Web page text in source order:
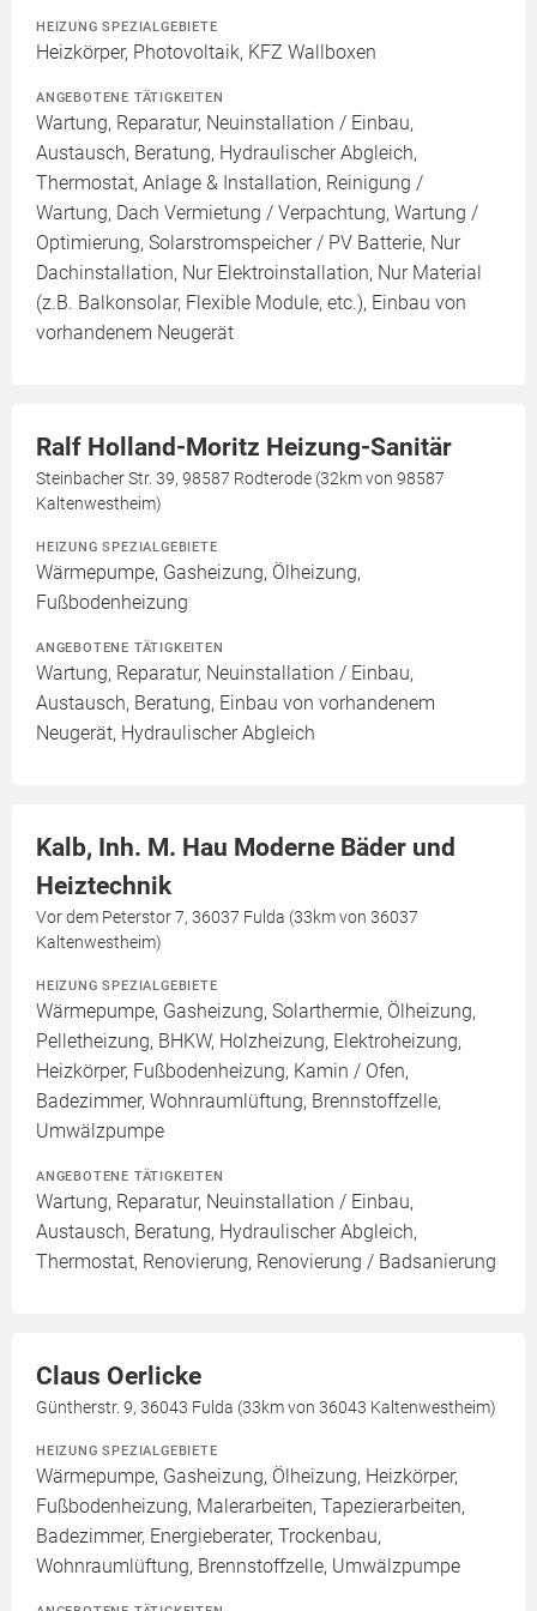
HEIZUNG SPEZIALGEBIETE
Heizkörper, Photovoltaik, KFZ Wallboxen
ANGEBOTENE TÄTIGKEITEN
Wartung, Reparatur, Neuinstallation / Einbau,
Austausch, Beratung, Hydraulischer Abgleich,
Thermostat, Anlage & Installation, Reinigung /
Wartung, Dach Vermietung / Verpachtung, Wartung /
Optimierung, Solarstromspeicher / PV Batterie, Nur
Dachinstallation, Nur Elektroinstallation, Nur Material
(z.B. Balkonsolar, Flexible Module, etc.), Einbau von
vorhandenem Neugerät
Ralf Holland-Moritz Heizung-Sanitär
Steinbacher Str. 39, 98587 Rodterode (32km von 98587
Kaltenwestheim)
HEIZUNG SPEZIALGEBIETE
Wärmepumpe, Gasheizung, Ölheizung,
Fußbodenheizung
ANGEBOTENE TÄTIGKEITEN
Wartung, Reparatur, Neuinstallation / Einbau,
Austausch, Beratung, Einbau von vorhandenem
Neugerät, Hydraulischer Abgleich
Kalb, Inh. M. Hau Moderne Bäder und
Heiztechnik
Vor dem Peterstor 7, 36037 Fulda (33km von 36037
Kaltenwestheim)
HEIZUNG SPEZIALGEBIETE
Wärmepumpe, Gasheizung, Solarthermie, Ölheizung,
Pelletheizung, BHKW, Holzheizung, Elektroheizung,
Heizkörper, Fußbodenheizung, Kamin / Ofen,
Badezimmer, Wohnraumlüftung, Brennstoffzelle,
Umwälzpumpe
ANGEBOTENE TÄTIGKEITEN
Wartung, Reparatur, Neuinstallation / Einbau,
Austausch, Beratung, Hydraulischer Abgleich,
Thermostat, Renovierung, Renovierung / Badsanierung
Claus Oerlicke
Güntherstr. 9, 36043 Fulda (33km von 36043 Kaltenwestheim)
HEIZUNG SPEZIALGEBIETE
Wärmepumpe, Gasheizung, Ölheizung, Heizkörper,
Fußbodenheizung, Malerarbeiten, Tapezierarbeiten,
Badezimmer, Energieberater, Trockenbau,
Wohnraumlüftung, Brennstoffzelle, Umwälzpumpe